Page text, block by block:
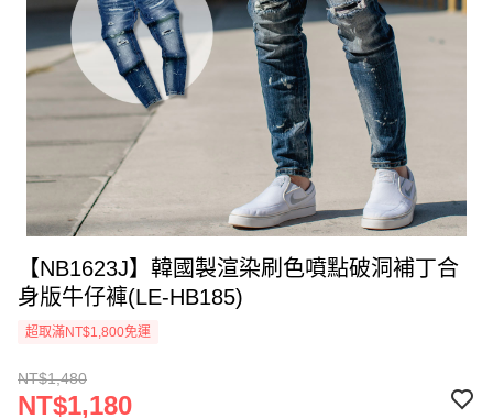
【NB1623J】韓國製渲染刷色噴點破洞補丁合
身版牛仔褲(LE-HB185)
超取滿NT$1,800免運
NT$1,480
NT$1,180